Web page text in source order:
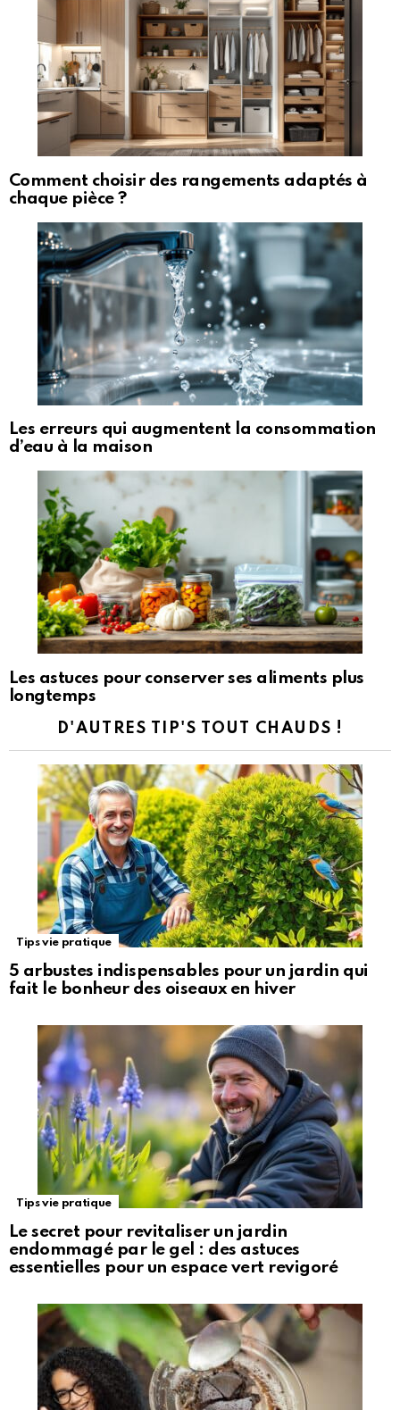
Comment choisir des rangements adaptés à
chaque pièce ?
Les erreurs qui augmentent la consommation
d’eau à la maison
Les astuces pour conserver ses aliments plus
longtemps
D'AUTRES TIP'S TOUT CHAUDS !
Tips vie pratique
5 arbustes indispensables pour un jardin qui
fait le bonheur des oiseaux en hiver
Tips vie pratique
Le secret pour revitaliser un jardin
endommagé par le gel : des astuces
essentielles pour un espace vert revigoré